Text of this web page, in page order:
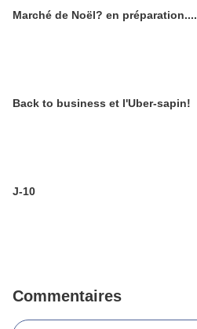
Marché de Noël? en préparation....
Back to business et l'Uber-sapin!
J-10
Commentaires